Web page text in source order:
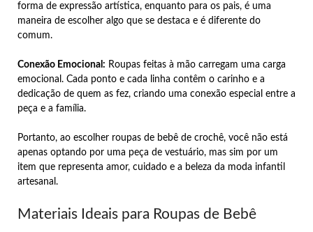
forma de expressão artística, enquanto para os pais, é uma
maneira de escolher algo que se destaca e é diferente do
comum.
Conexão Emocional: Roupas feitas à mão carregam uma carga
emocional. Cada ponto e cada linha contêm o carinho e a
dedicação de quem as fez, criando uma conexão especial entre a
peça e a família.
Portanto, ao escolher roupas de bebê de crochê, você não está
apenas optando por uma peça de vestuário, mas sim por um
item que representa amor, cuidado e a beleza da moda infantil
artesanal.
Materiais Ideais para Roupas de Bebê